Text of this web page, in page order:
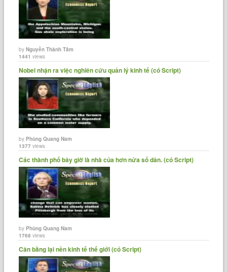
byNguyễn Thành Tâm
1441 views
Nobel nhận ra việc nghiên cứu quản lý kinh tế (có Script)
byPhùng Quang Nam
1377 views
Các thành phố bây giờ là nhà của hơn nửa số dân. (có Script)
byPhùng Quang Nam
1768 views
Cân bằng lại nền kinh tế thế giới (có Script)